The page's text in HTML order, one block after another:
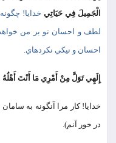
الْجَمِيلَ فِي حَيَاتِي خدايا!
لطف و احسان تو بر من خواهد
احسان و نيكي نكرده‏اي.
إِلَهِي تَوَلَّ مِنْ أَمْرِي مَا أَنْتَ أَهْلُهُ
خدايا! كار مرا آنگونه به
در خور آنم).